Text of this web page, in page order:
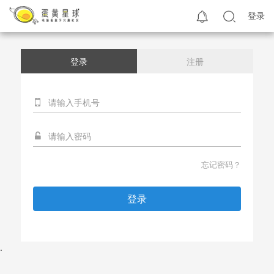
登录
登录 注册
忘记密码？
登录
.